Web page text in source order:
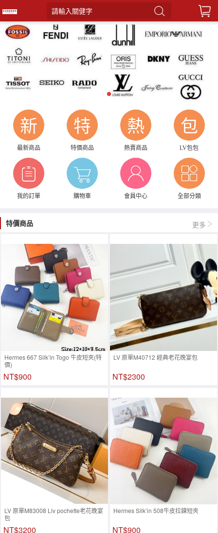
請輸入關健字
新
最新商品
特
特價商品
熱
熱賣商品
包
LV包包
我的訂單 購物車 會員中心 全部分類
特價商品 更多
Hermes 667 Silk’in Togo 牛皮短夾(特
價)
NT$900
LV 原單M40712 經典老花晚宴包
NT$2300
LV 原單M83008 Liv pochette老花晚宴
包
NT$3200
Hermes Silk’in 508牛皮拉鍊短夾
NT$900